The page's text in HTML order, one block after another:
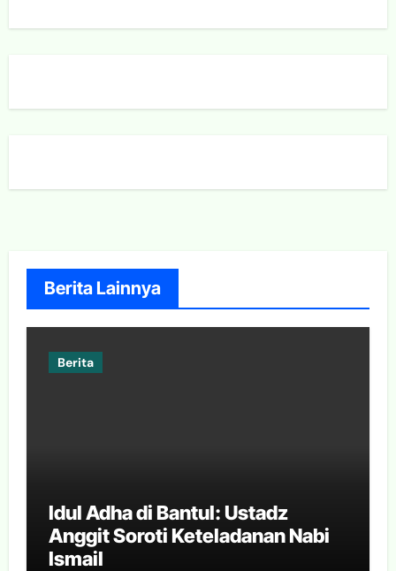
Berita Lainnya
Berita
Idul Adha di Bantul: Ustadz
Anggit Soroti Keteladanan Nabi
Ismail